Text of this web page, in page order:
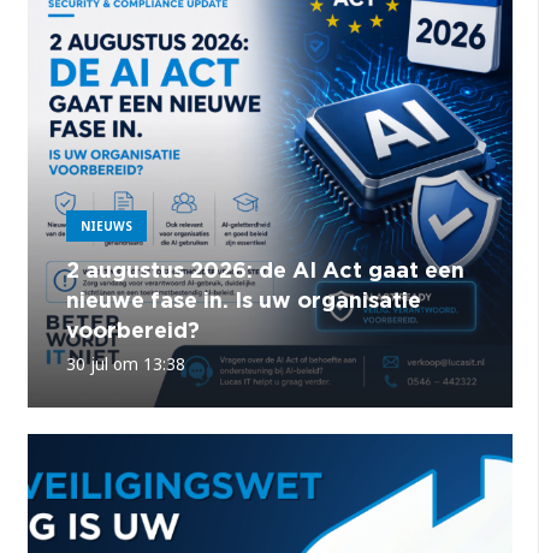
NIEUWS
2 augustus 2026: de AI Act gaat een
nieuwe fase in. Is uw organisatie
voorbereid?
30 jul om 13:38